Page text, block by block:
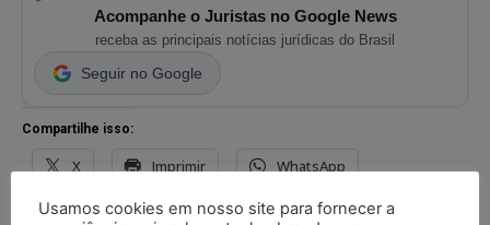
Acompanhe o Juristas no Google News
receba as principais notícias jurídicas do Brasil
Seguir no Google
Compartilhe isso:
X Imprimir WhatsApp
Threads Facebook Telegram
Usamos cookies em nosso site para fornecer a